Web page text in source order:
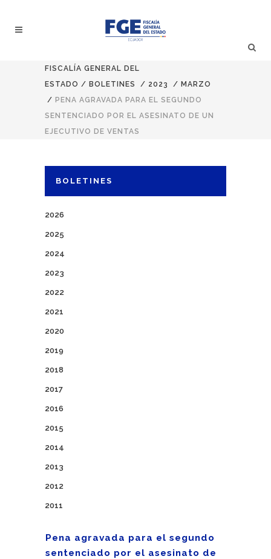
FISCALÍA GENERAL DEL
ESTADO / BOLETINES / 2023 / MARZO
/ PENA AGRAVADA PARA EL SEGUNDO
SENTENCIADO POR EL ASESINATO DE UN
EJECUTIVO DE VENTAS
BOLETINES
2026
2025
2024
2023
2022
2021
2020
2019
2018
2017
2016
2015
2014
2013
2012
2011
Pena agravada para el segundo
sentenciado por el asesinato de